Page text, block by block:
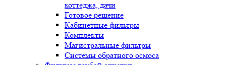
коттеджа, дачи
Готовое решение
Кабинетные фильтры
Комплекты
Магистральные фильтры
Системы обратного осмоса